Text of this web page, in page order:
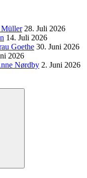
Müller 28. Juli 2026
14. Juli 2026
Goethe 30. Juni 2026
2026
Nørdby 2. Juni 2026